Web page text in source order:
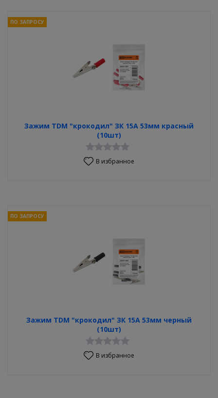
Зажим TDM "крокодил" ЗК 15А 53мм красный
(10шт)
ПО ЗАПРОСУ
В избранное
Зажим TDM "крокодил" ЗК 15А 53мм черный
(10шт)
ПО ЗАПРОСУ
В избранное